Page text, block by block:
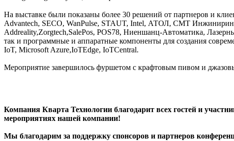
На выставке были показаны более 30 решений от партнеров и
Advantech, SECO, WanPulse, STAUT, Intel, АТОЛ, СМТ
Addreality,Zorgtech,SalePos, POS78, Ниеншанц-Автоматика,
так и программные и аппаратные компоненты для создания
IoT, Microsoft Azure,IoTEdge, IoTCentral.
Мероприятие завершилось фуршетом с крафтовым пивом и
Компания Кварта Технологии благодарит всех гостей и
мероприятиях нашей компании!
Мы благодарим за поддержку спонсоров и партнеров